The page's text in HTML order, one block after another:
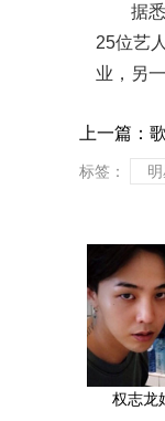
据
25位艺
业，另
上一篇：
标签：
权志龙